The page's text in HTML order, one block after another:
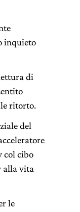
inquieto
di
ritorto.
del
col cibo
alla vita
le